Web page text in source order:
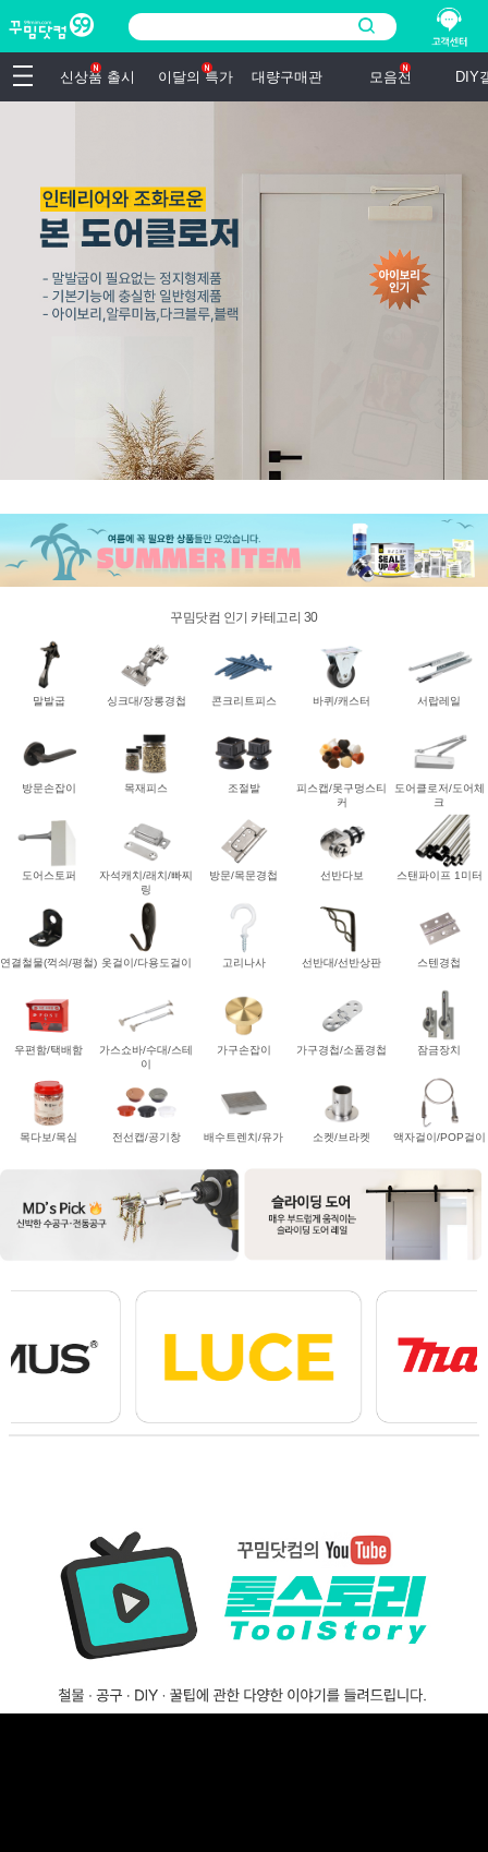
신상품 출시 이달의 특가 대량구매관 모음전 DIY
꾸밈닷컴 인기 카테고리 30
말발굽 싱크대/장롱경첩 콘크리트피스 바퀴/캐스터 서랍레일
방문손잡이 목재피스 조절발
피스캡/못구멍스티
커
도어클로저/도어체
크
도어스토퍼
자석캐치/래치/빠찌
링
방문/목문경첩 선반다보 스탠파이프 1미터
연결철물(꺽쇠/평철) 옷걸이/다용도걸이 고리나사 선반대/선반상판 스텐경첩
우편함/택배함
가스쇼바/수대/스테
이
가구손잡이 가구경첩/소품경첩 잠금장치
목다보/목심 전선캡/공기창 배수트렌치/유가 소켓/브라켓 액자걸이/POP걸이